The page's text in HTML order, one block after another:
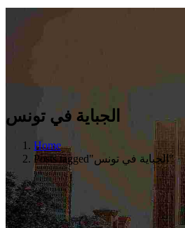
الجباية في تونس
Home
Posts tagged"الجباية في تونس"